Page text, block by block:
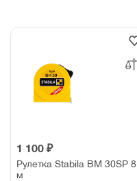
1 100 ₽
Рулетка Stabila ВМ 30SP 8
м